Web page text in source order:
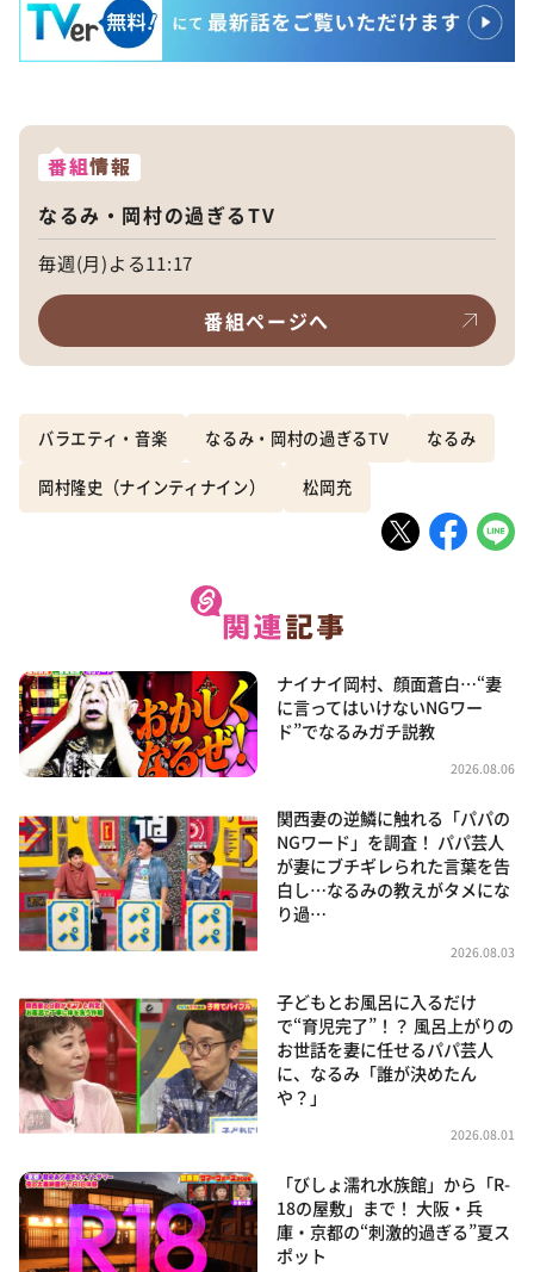
番組情報
なるみ・岡村の過ぎるTV
毎週(月)よる11:17
番組ページへ
バラエティ・音楽 なるみ・岡村の過ぎるTV なるみ
岡村隆史（ナインティナイン） 松岡充
ナイナイ岡村、顔面蒼白…“妻
に言ってはいけないNGワー
ド”でなるみガチ説教
2026.08.06
関西妻の逆鱗に触れる「パパの
NGワード」を調査！ パパ芸人
が妻にブチギレられた言葉を告
白し…なるみの教えがタメにな
り過…
2026.08.03
子どもとお風呂に入るだけ
で“育児完了”！？ 風呂上がりの
お世話を妻に任せるパパ芸人
に、なるみ「誰が決めたん
や？」
2026.08.01
「びしょ濡れ水族館」から「R-
18の屋敷」まで！ 大阪・兵
庫・京都の“刺激的過ぎる”夏ス
ポット